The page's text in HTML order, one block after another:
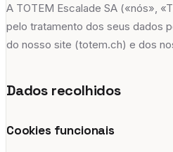
8
Vernier
adultsescaladeyogafitness
A TOTEM Escalade SA («nós»,
pelo tratamento dos seus dados
do nosso site (totem.ch) e dos
Dados recolhidos
Cookies funcionais